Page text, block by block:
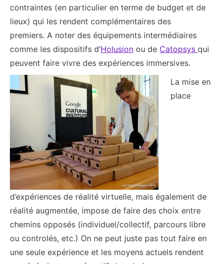
contraintes (en particulier en terme de budget et de
lieux) qui les rendent complémentaires des
premiers. A noter des équipements intermédiaires
comme les dispositifs d’Holusion ou de Catopsys qui
peuvent faire vivre des expériences immersives.
La mise en
place
d’expériences de réalité virtuelle, mais également de
réalité augmentée, impose de faire des choix entre
chemins opposés (individuel/collectif, parcours libre
ou controlés, etc.) On ne peut juste pas tout faire en
une seule expérience et les moyens actuels rendent